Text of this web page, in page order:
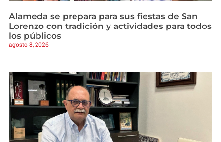
Alameda se prepara para sus fiestas de San
Lorenzo con tradición y actividades para todos
los públicos
agosto 8, 2026